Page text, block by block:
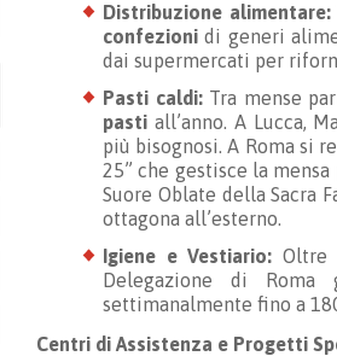
Distribuzione alimentare:
confezioni di generi
dai supermercati per
Pasti caldi:Tra mense
pasti all’anno. A Lucca,
più bisognosi. A Roma si
25” che gestisce la
Suore Oblate della Sacra
ottagona all’esterno.
Igiene e Vestiario: Oltre
Delegazione di
settimanalmente fino a
Centri di Assistenza e Progetti